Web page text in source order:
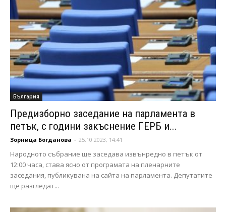
България
Предизборно заседание на парламента в
петък, с години закъснение ГЕРБ и...
Зорница Богданова - 25.10.2023, 14:41
Народното събрание ще заседава извънредно в петък от
12:00 часа, става ясно от програмата на пленарните
заседания, публикувана на сайта на парламента. Депутатите
ще разгледат...